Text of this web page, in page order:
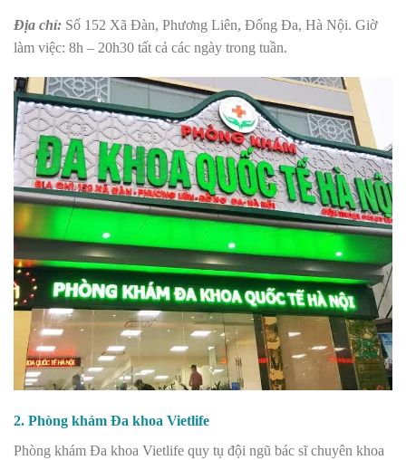
Địa chỉ: Số 152 Xã Đàn, Phương Liên, Đống Đa, Hà Nội. Giờ
làm việc: 8h – 20h30 tất cả các ngày trong tuần.
2. Phòng khám Đa khoa Vietlife
Phòng khám Đa khoa Vietlife quy tụ đội ngũ bác sĩ chuyên khoa